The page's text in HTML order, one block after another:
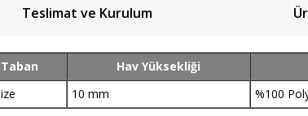
Teslimat ve Kurulum
Taban Hav Yüksekliği
10 mm %100